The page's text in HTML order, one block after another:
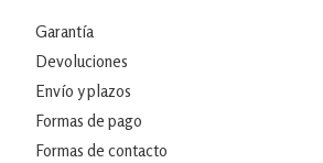
Garantía
Devoluciones
Envío y plazos
Formas de pago
Formas de contacto